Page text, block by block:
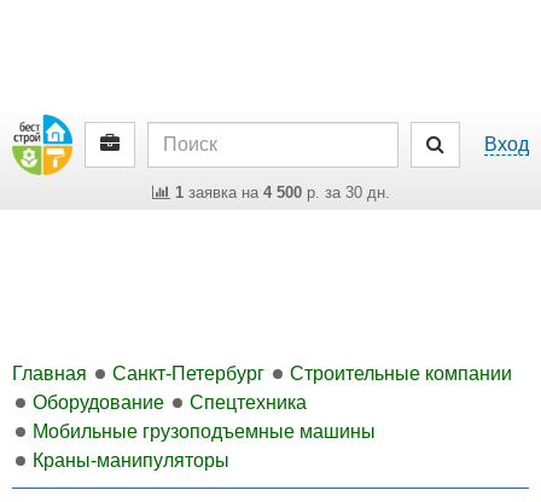
Вход
1заявка на 4 500р. за 30 дн.
Главная Санкт-Петербург
Строительные компании
Оборудование
Спецтехника
Мобильные грузоподъемные машины
Краны-манипуляторы